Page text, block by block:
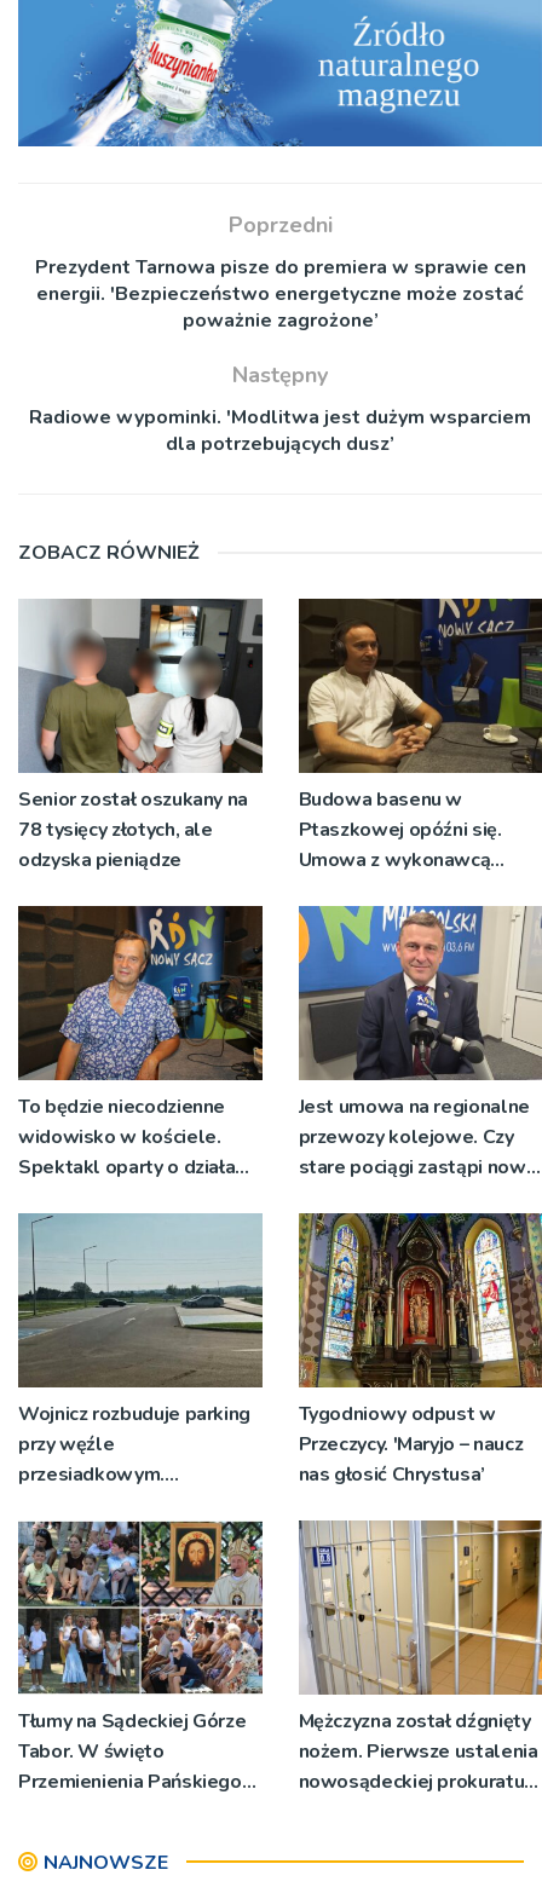
Poprzedni
Prezydent Tarnowa pisze do premiera w sprawie cen
energii. 'Bezpieczeństwo energetyczne może zostać
poważnie zagrożone’
Następny
Radiowe wypominki. 'Modlitwa jest dużym wsparciem
dla potrzebujących dusz’
ZOBACZ RÓWNIEŻ
Senior został oszukany na
78 tysięcy złotych, ale
odzyska pieniądze
Budowa basenu w
Ptaszkowej opóźni się.
Umowa z wykonawcą
nie zostanie podpisana
To będzie niecodzienne
widowisko w kościele.
Spektakl oparty o działa
Jest umowa na regionalne
przewozy kolejowe. Czy
stare pociągi zastąpi nowy
Wojnicz rozbuduje parking
przy węźle
przesiadkowym.
miejsc
Tygodniowy odpust w
Przeczycy. 'Maryjo – naucz
nas głosić Chrystusa’
Tłumy na Sądeckiej Górze
Tabor. W święto
Przemienienia Pańskiego
[ZDJĘCIA]
Mężczyzna został dźgnięty
nożem. Pierwsze ustalenia
nowosądeckiej prokuratury
NAJNOWSZE